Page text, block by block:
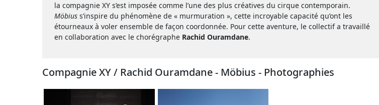
la compagnie XY s’est imposée comme l’une des plus créatives du cirque contemporain.
Möbius s’inspire du phénomène de « murmuration », cette incroyable capacité qu’ont les
étourneaux à voler ensemble de façon coordonnée. Pour cette aventure, le collectif a travaillé
en collaboration avec le chorégraphe Rachid Ouramdane.
Compagnie XY / Rachid Ouramdane - Möbius - Photographies